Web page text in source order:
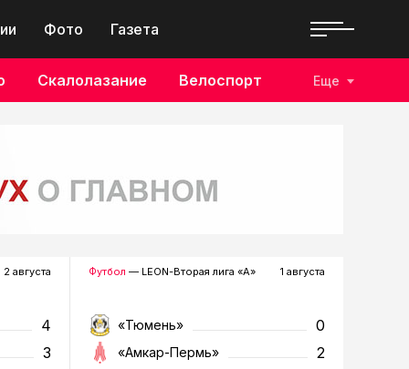
Фото Газета
Скалолазание Велоспорт Еще
2 августа
4
3
Футбол — LEON-Вторая лига «А» 1 августа
«Тюмень» 0
«Амкар-Пермь» 2